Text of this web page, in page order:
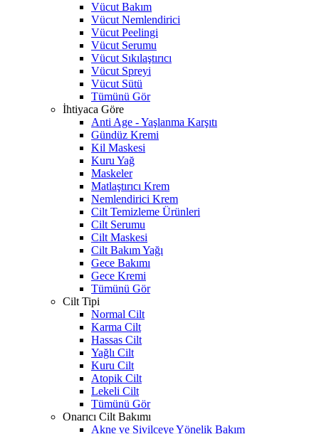
Vücut Bakım
Vücut Nemlendirici
Vücut Peelingi
Vücut Serumu
Vücut Sıkılaştırıcı
Vücut Spreyi
Vücut Sütü
Tümünü Gör
İhtiyaca Göre
Anti Age - Yaşlanma Karşıtı
Gündüz Kremi
Kil Maskesi
Kuru Yağ
Maskeler
Matlaştırıcı Krem
Nemlendirici Krem
Cilt Temizleme Ürünleri
Cilt Serumu
Cilt Maskesi
Cilt Bakım Yağı
Gece Bakımı
Gece Kremi
Tümünü Gör
Cilt Tipi
Normal Cilt
Karma Cilt
Hassas Cilt
Yağlı Cilt
Kuru Cilt
Atopik Cilt
Lekeli Cilt
Tümünü Gör
Onarıcı Cilt Bakımı
Akne ve Sivilceye Yönelik Bakım